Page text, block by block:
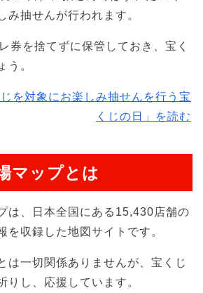
み抽せんが行われます。
券を捨てずに保管しておき、宝く
う。
じを対象にお楽しみ抽せんを行う宝
くじの日」を読む
マップとは
は、日本全国にある15,430店舗の
を収録した地図サイトです。
は一切関係ありませんが、宝くじ
りし、応援しています。